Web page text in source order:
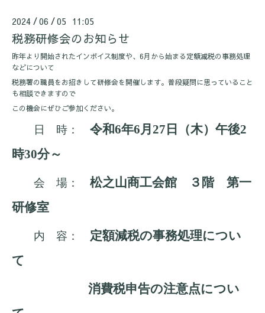
2024 /06 /05 11:05
税務研修会のお知らせ
昨年より開始されたインボイス制度や、6月から始まる定額減税の事務処理
などについて
税務署の職員をお招きして研修会を開催します。普段疑問に思っていること
も相談できますので
この機会にぜひご参加ください。
日 時：令和6年6 月27 日（木）午後2
時30分～
会 場：松之山商工会館 ３階 第一
研修室
内 容： 定額減税の事務処理につい
て
消費税申告の注意点につい